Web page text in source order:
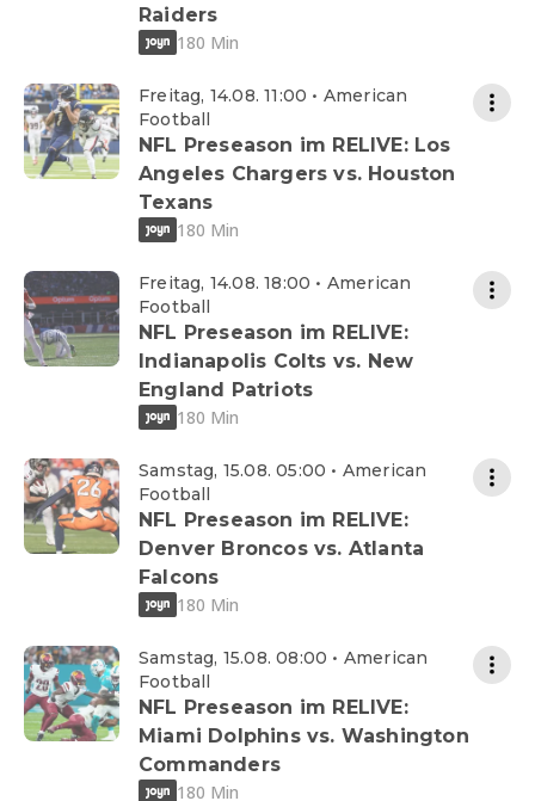
Raiders
180 Min
Freitag, 14.08. 11:00 • American
Football
NFL Preseason im RELIVE: Los
Angeles Chargers vs. Houston
Texans
180 Min
Freitag, 14.08. 18:00 • American
Football
NFL Preseason im RELIVE:
Indianapolis Colts vs. New
England Patriots
180 Min
Samstag, 15.08. 05:00 • American
Football
NFL Preseason im RELIVE:
Denver Broncos vs. Atlanta
Falcons
180 Min
Samstag, 15.08. 08:00 • American
Football
NFL Preseason im RELIVE:
Miami Dolphins vs. Washington
Commanders
180 Min